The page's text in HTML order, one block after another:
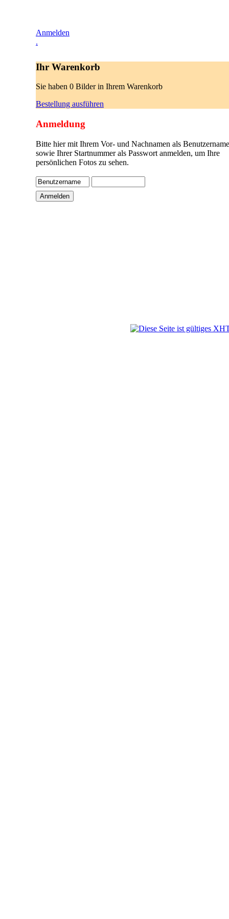
Anmelden
.
Ihr Warenkorb
Sie haben 0 Bilder in Ihrem Warenkorb
Bestellung ausführen
Anmeldung
Bitte hier mit Ihrem Vor- und Nachnamen als
sowie Ihrer Startnummer als Passwort anmelden, um Ihre
persönlichen Fotos zu sehen.